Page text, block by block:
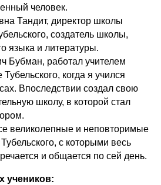
человек.
Тандит, директор школы
создатель школы,
языка и литературы.
Бубман, работал учителем
когда я учился
Впоследствии создал свою
школу, в которой стал
великолепные и неповторимые
с которыми весь
и общается по сей день.
учеников: